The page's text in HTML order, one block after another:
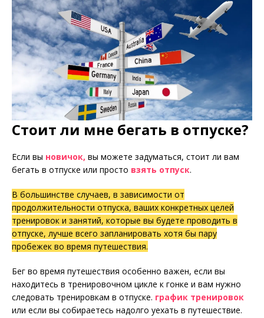
Стоит ли мне бегать в отпуске?
Если вы новичок, вы можете задуматься, стоит ли вам
бегать в отпуске или просто взять отпуск.
В большинстве случаев, в зависимости от
продолжительности отпуска, ваших конкретных целей
тренировок и занятий, которые вы будете проводить в
отпуске, лучше всего запланировать хотя бы пару
пробежек во время путешествия.
Бег во время путешествия особенно важен, если вы
находитесь в тренировочном цикле к гонке и вам нужно
следовать тренировкам в отпуске. график тренировок
или если вы собираетесь надолго уехать в путешествие.